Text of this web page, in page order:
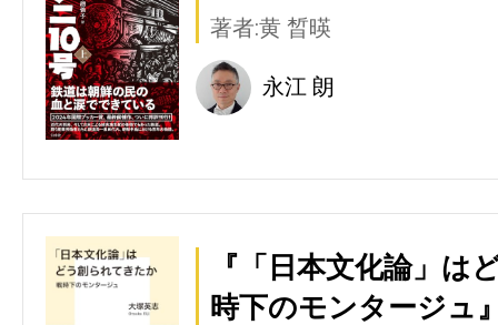
著者:黄 晳暎
永江 朗
『「日本文化論」は
時下のモンタージュ